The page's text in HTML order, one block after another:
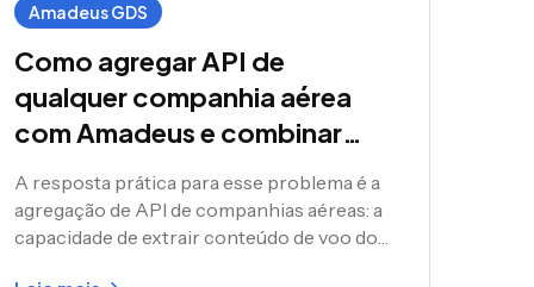
Amadeus GDS
Como agregar API de
qualquer companhia aérea
com Amadeus e combinar
conteúdo direto de
companhia aérea com seu
inventário GDS
A resposta prática para esse problema é a
agregação de API de companhias aéreas: a
capacidade de extrair conteúdo de voo do